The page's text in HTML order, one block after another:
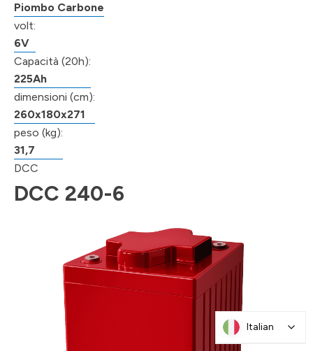
Piombo Carbone
volt:
6V
Capacità (20h):
225Ah
dimensioni (cm):
260x180x271
peso (kg):
31,7
DCC
DCC 240-6
Italian
Italian